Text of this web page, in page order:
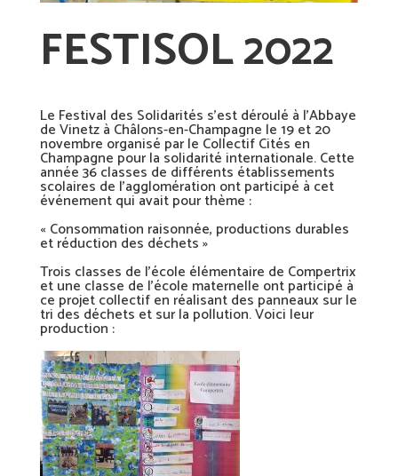
FESTISOL 2022
Le Festival des Solidarités s’est déroulé à l’Abbaye
de Vinetz à Châlons-en-Champagne le 19 et 20
novembre organisé par le Collectif Cités en
Champagne pour la solidarité internationale. Cette
année 36 classes de différents établissements
scolaires de l’agglomération ont participé à cet
événement qui avait pour thème :
« Consommation raisonnée, productions durables
et réduction des déchets »
Trois classes de l’école élémentaire de Compertrix
et une classe de l’école maternelle ont participé à
ce projet collectif en réalisant des panneaux sur le
tri des déchets et sur la pollution. Voici leur
production :